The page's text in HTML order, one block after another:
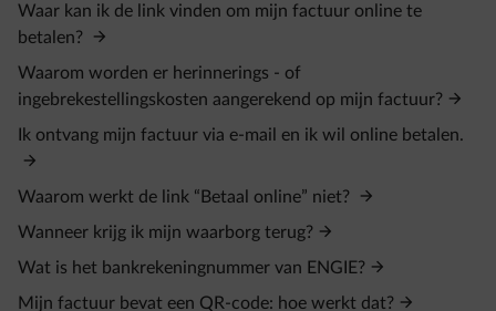
Waar kan ik de link vinden om mijn factuur online te
betalen?
Waarom worden er herinnerings - of
ingebrekestellingskosten aangerekend op mijn factuur?
Ik ontvang mijn factuur via e-mail en ik wil online betalen.
Waarom werkt de link “Betaal online” niet?
Wanneer krijg ik mijn waarborg terug?
Wat is het bankrekeningnummer van ENGIE?
Mijn factuur bevat een QR-code: hoe werkt dat?